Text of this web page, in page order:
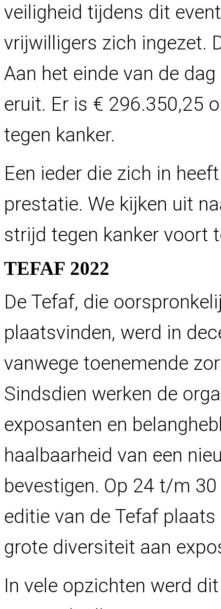
veiligheid tijdens dit
vrijwilligers zich ingezet.
Aan het einde van de
eruit. Er is € 296.350,25
tegen kanker.
Een ieder die zich in
prestatie. We kijken uit
strijd tegen kanker voort
TEFAF 2022
De Tefaf, die
plaatsvinden, werd in
vanwege toenemende
Sindsdien werken de
exposanten en
haalbaarheid van een
bevestigen. Op 24 t/m
editie van de Tefaf
grote diversiteit aan
In vele opzichten werd